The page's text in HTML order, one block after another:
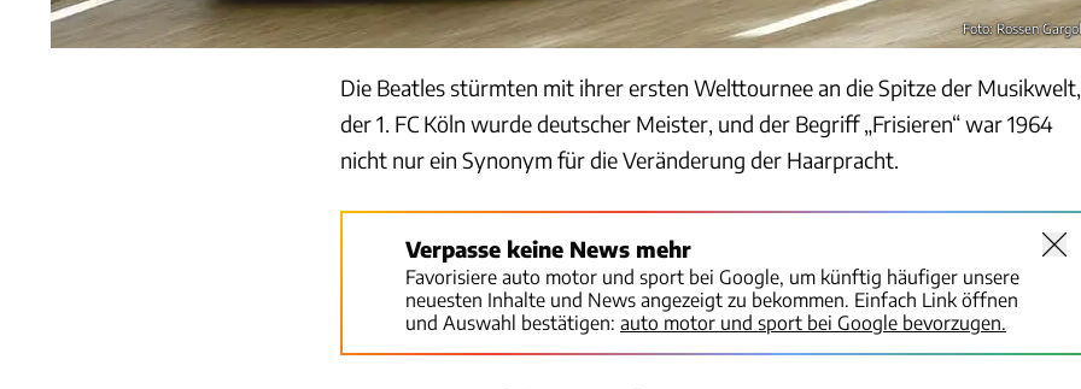
Foto: Rossen
Die Beatles stürmten mit ihrer ersten Welttournee an die Spitze der Musikwelt,
der 1. FC Köln wurde deutscher Meister, und der Begriff „Frisieren“ war 1964
nicht nur ein Synonym für die Veränderung der Haarpracht.
Verpasse keine News mehr
Favorisiere auto motor und sport bei Google, um künftig häufiger unsere
neuesten Inhalte und News angezeigt zu bekommen. Einfach Link öffnen
und Auswahl bestätigen: auto motor und sport bei Google bevorzugen.